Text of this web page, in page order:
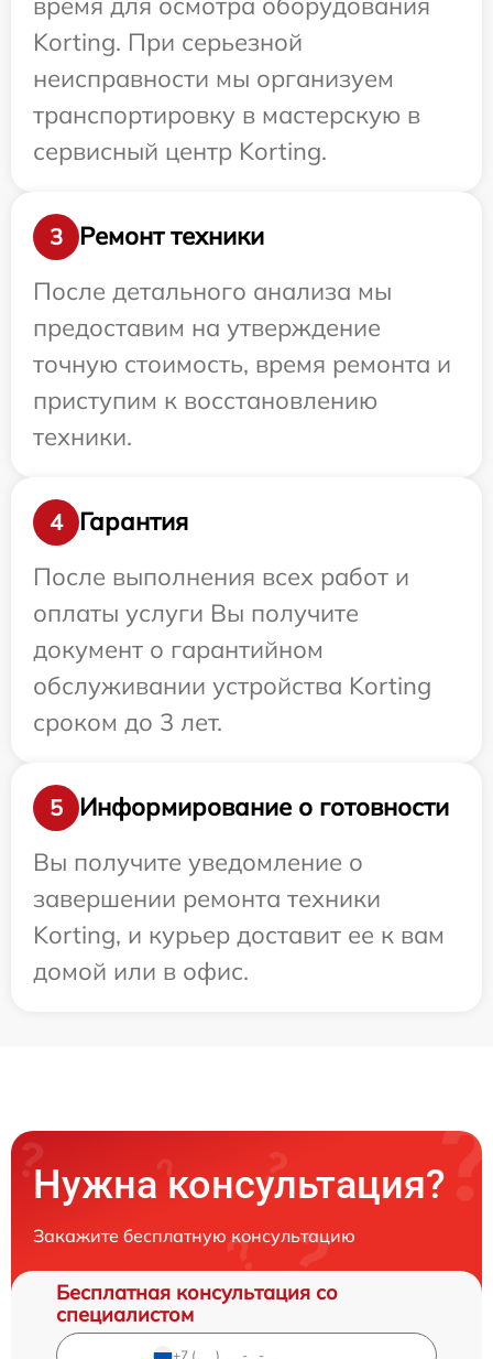
Korting. При серьезной
неисправности мы организуем
транспортировку в мастерскую в
сервисный центр Korting.
3
Ремонт техники
После детального анализа мы
предоставим на утверждение
точную стоимость, время ремонта и
приступим к восстановлению
техники.
4
Гарантия
После выполнения всех работ и
оплаты услуги Вы получите
документ о гарантийном
обслуживании устройства Korting
сроком до 3 лет.
5
Информирование о готовности
Вы получите уведомление о
завершении ремонта техники
Korting, и курьер доставит ее к вам
домой или в офис.
Нужна консультация?
Закажите бесплатную консультацию
Бесплатная консультация со
специалистом